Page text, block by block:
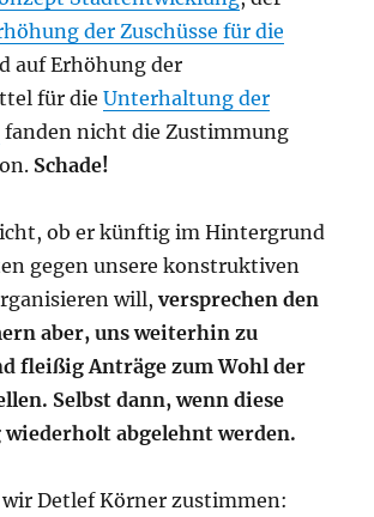
der Zuschüsse für die
auf Erhöhung der
für dieUnterhaltung der
fanden nicht die Zustimmung
Schade!
ob er künftig im Hintergrund
gegen unsere konstruktiven
will,versprechen den
aber, uns weiterhin zu
fleißig Anträge zum Wohl der
Selbst dann, wenn diese
abgelehnt werden.
Detlef Körner zustimmen: